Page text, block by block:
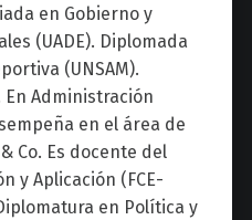
en Gobierno y
(UADE). Diplomada
(UNSAM).
En Administración
en el área de
Co. Es docente del
y Aplicación (FCE-
en Política y